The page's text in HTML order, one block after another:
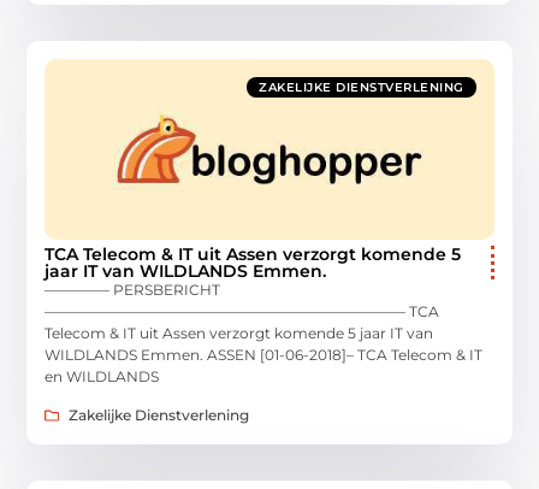
ZAKELIJKE DIENSTVERLENING
TCA Telecom & IT uit Assen verzorgt komende 5
jaar IT van WILDLANDS Emmen.
————– PERSBERICHT
————————————————————————— TCA
Telecom & IT uit Assen verzorgt komende 5 jaar IT van
WILDLANDS Emmen. ASSEN [01-06-2018]– TCA Telecom & IT
en WILDLANDS
Zakelijke Dienstverlening